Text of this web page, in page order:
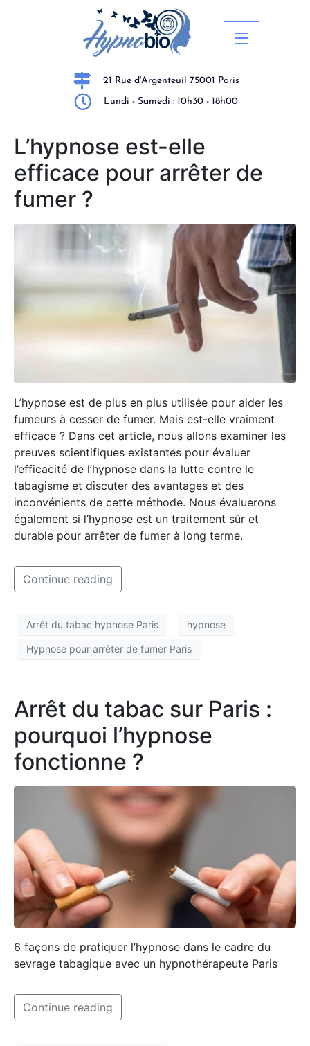
21 Rue d'Argenteuil 75001 Paris
Lundi - Samedi : 10h30 - 18h00
L’hypnose est-elle
efficace pour arrêter de
fumer ?
L’hypnose est de plus en plus utilisée pour aider les
fumeurs à cesser de fumer. Mais est-elle vraiment
efficace ? Dans cet article, nous allons examiner les
preuves scientifiques existantes pour évaluer
l’efficacité de l’hypnose dans la lutte contre le
tabagisme et discuter des avantages et des
inconvénients de cette méthode. Nous évaluerons
également si l’hypnose est un traitement sûr et
durable pour arrêter de fumer à long terme.
Continue reading
Arrêt du tabac hypnose Paris hypnose
Hypnose pour arrêter de fumer Paris
Arrêt du tabac sur Paris :
pourquoi l’hypnose
fonctionne ?
6 façons de pratiquer l’hypnose dans le cadre du
sevrage tabagique avec un hypnothérapeute Paris
Continue reading